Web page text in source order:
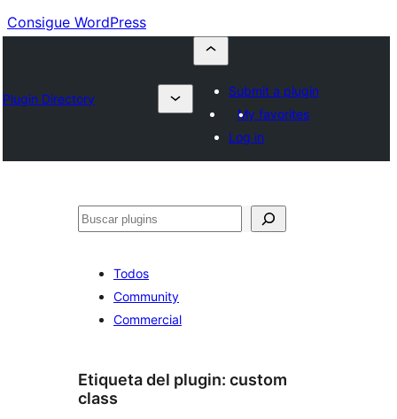
Consigue WordPress
Plugin Directory
Submit a plugin
My favorites
Log in
Buscar
Todos
Community
Commercial
Etiqueta del plugin: custom
class